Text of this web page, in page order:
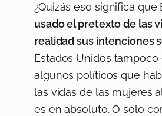
¿Quizás eso significa
usado el pretexto de las
realidad sus intenciones
Estados Unidos
algunos políticos que
las vidas de las mujeres
es en absoluto. O solo